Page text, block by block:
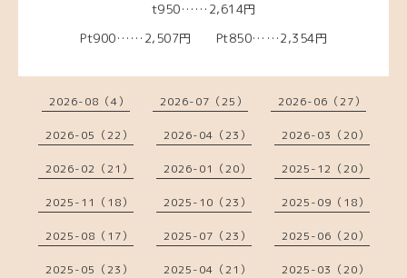
t950……2,614円
Pt900……2,507円 Pt850……2,354円
2026-08（4） 2026-07（25） 2026-06（27）
2026-05（22） 2026-04（23） 2026-03（20）
2026-02（21） 2026-01（20） 2025-12（20）
2025-11（18） 2025-10（23） 2025-09（18）
2025-08（17） 2025-07（23） 2025-06（20）
2025-05（23） 2025-04（21） 2025-03（20）